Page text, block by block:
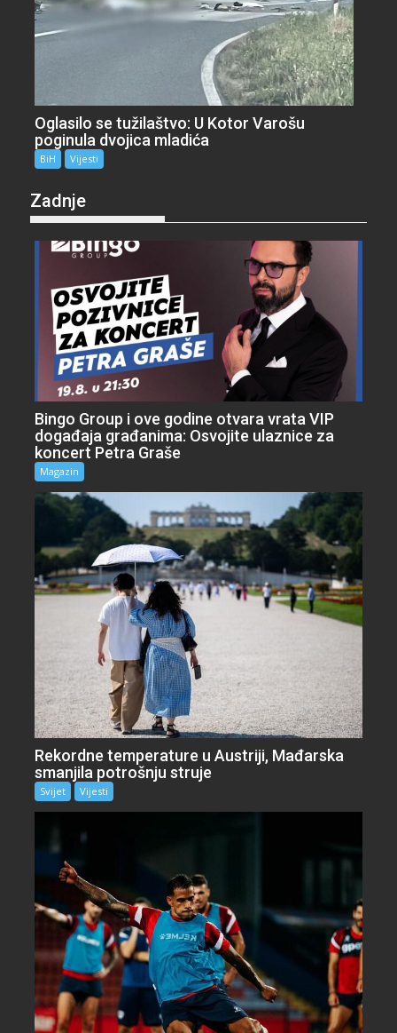
Oglasilo se tužilaštvo: U Kotor Varošu
poginula dvojica mladića
BiH Vijesti
Zadnje
Bingo Group i ove godine otvara vrata VIP
događaja građanima: Osvojite ulaznice za
koncert Petra Graše
Magazin
Rekordne temperature u Austriji, Mađarska
smanjila potrošnju struje
Svijet Vijesti